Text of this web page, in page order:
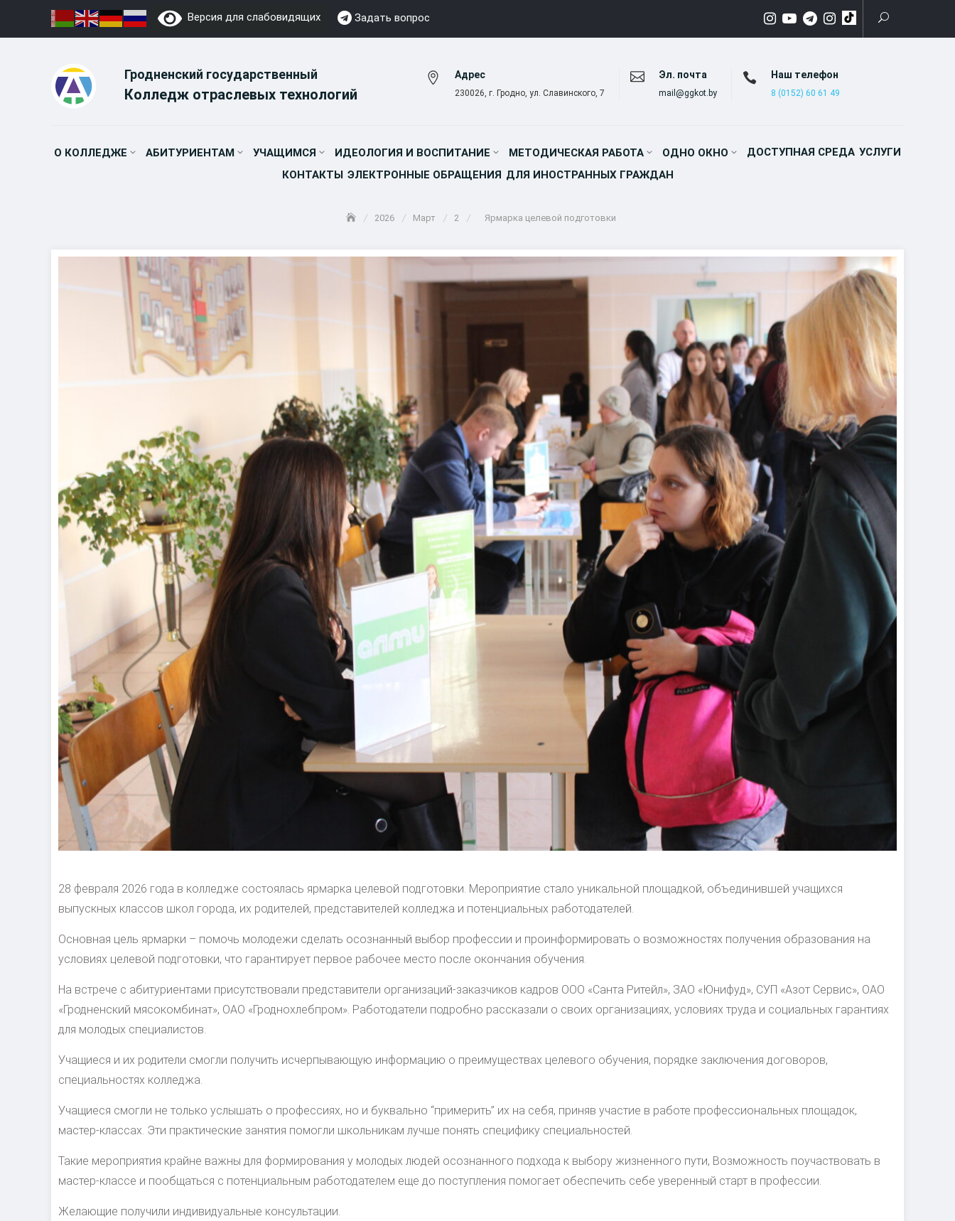
Версия для слабовидящих Задать вопрос
Гродненский государственный
Колледж отраслевых технологий
Адрес
230026, г. Гродно, ул. Славинского, 7
Эл. почта
mail@ggkot.by
Наш телефон
8 (0152) 60 61 49
О КОЛЛЕДЖЕ АБИТУРИЕНТАМ УЧАЩИМСЯ ИДЕОЛОГИЯ И ВОСПИТАНИЕ МЕТОДИЧЕСКАЯ РАБОТА ОДНО ОКНО ДОСТУПНАЯ СРЕДА УСЛУГИ
КОНТАКТЫ ЭЛЕКТРОННЫЕ ОБРАЩЕНИЯ ДЛЯ ИНОСТРАННЫХ ГРАЖДАН
2026 Март 2 Ярмарка целевой подготовки
28 февраля 2026 года в колледже состоялась ярмарка целевой подготовки. Мероприятие стало уникальной площадкой, объединившей учащихся
выпускных классов школ города, их родителей, представителей колледжа и потенциальных работодателей.
Основная цель ярмарки – помочь молодежи сделать осознанный выбор профессии и проинформировать о возможностях получения образования на
условиях целевой подготовки, что гарантирует первое рабочее место после окончания обучения.
На встрече с абитуриентами присутствовали представители организаций-заказчиков кадров ООО «Санта Ритейл», ЗАО «Юнифуд», СУП «Азот Сервис», ОАО
«Гродненский мясокомбинат», ОАО «Гроднохлебпром». Работодатели подробно рассказали о своих организациях, условиях труда и социальных гарантиях
для молодых специалистов.
Учащиеся и их родители смогли получить исчерпывающую информацию о преимуществах целевого обучения, порядке заключения договоров,
специальностях колледжа.
Учащиеся смогли не только услышать о профессиях, но и буквально “примерить” их на себя, приняв участие в работе профессиональных площадок,
мастер-классах. Эти практические занятия помогли школьникам лучше понять специфику специальностей.
Такие мероприятия крайне важны для формирования у молодых людей осознанного подхода к выбору жизненного пути, Возможность поучаствовать в
мастер-классе и пообщаться с потенциальным работодателем еще до поступления помогает обеспечить себе уверенный старт в профессии.
Желающие получили индивидуальные консультации.